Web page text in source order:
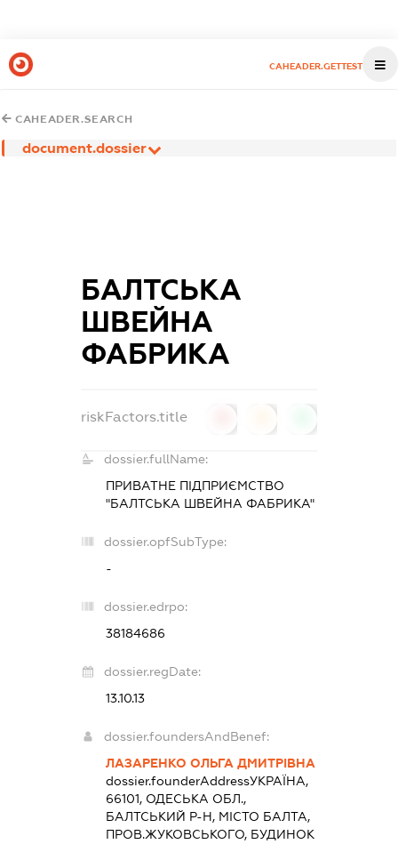
CAHEADER.GETTEST
CAHEADER.SEARCH
document.dossier
БАЛТСЬКА
ШВЕЙНА
ФАБРИКА
riskFactors.title
dossier.fullName:
ПРИВАТНЕ ПІДПРИЄМСТВО
"БАЛТСЬКА ШВЕЙНА ФАБРИКА"
dossier.opfSubType:
-
dossier.edrpo:
38184686
dossier.regDate:
13.10.13
dossier.foundersAndBenef:
ЛАЗАРЕНКО ОЛЬГА ДМИТРІВНА
dossier.founderAddressУКРАЇНА,
66101, ОДЕСЬКА ОБЛ.,
БАЛТСЬКИЙ Р-Н, МІСТО БАЛТА,
ПРОВ.ЖУКОВСЬКОГО, БУДИНОК